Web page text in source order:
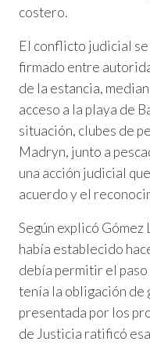
costero.
El conflicto judicial
firmado entre
de la estancia,
acceso a la playa de
situación, clubes de
Madryn, junto a
una acción judicial
acuerdo y el
Según explicó
había establecido
debía permitir el
tenía la obligación de
presentada por los
de Justicia ratificó